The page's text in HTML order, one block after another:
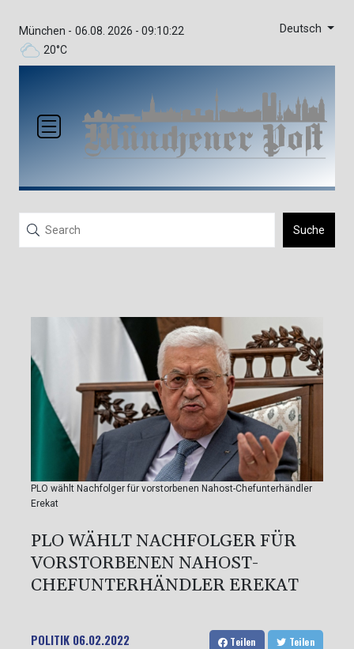
München -
20°C
06.08. 2026 - 09:10:22 Deutsch
Suche
PLO wählt Nachfolger für vorstorbenen Nahost-Chefunterhändler
Erekat
PLO WÄHLT NACHFOLGER FÜR
VORSTORBENEN NAHOST-
CHEFUNTERHÄNDLER EREKAT
POLITIK 06.02.2022 Teilen Teilen